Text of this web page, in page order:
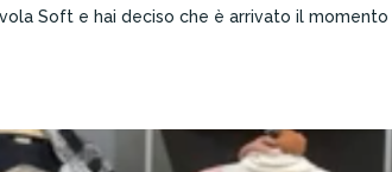
Soft e hai deciso che è arrivato il